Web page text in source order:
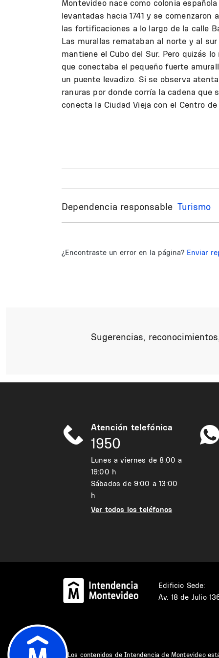
Montevideo nace como colonia
levantadas hacia 1741 y se
las fortificaciones a lo largo de la calle
Las murallas remataban al norte y al
mantiene el Cubo del Sur. Pero quizás
que conectaba el pequeño fuerte
un puente levadizo. Si se observa
ranuras por donde corría la cadena
conecta la Ciudad Vieja con el Centro
Dependencia responsable Turismo
¿Encontraste un error en la página? Enviar
Sugerencias,
Atención telefónica
1950
Lunes a viernes de 8:00 a
19:00 h
Sábados de 9:00 a 13:00
h
Ver todos los teléfonos
Edificio Sede:
Av. 18 de Julio
Los contenidos de Intendencia de Montevideo